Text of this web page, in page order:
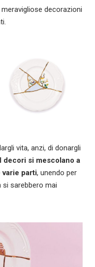
decorazioni
vita, anzi, di donargli
I decori si mescolano a
parti, unendo per
sarebbero mai